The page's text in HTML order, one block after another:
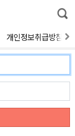
통
합
색
개인정보취급방침